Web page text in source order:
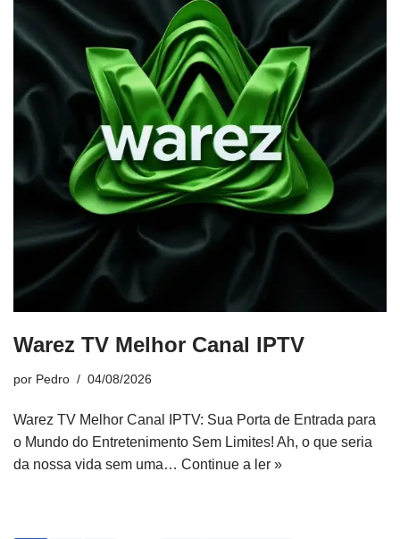
Warez TV Melhor Canal IPTV
por Pedro 04/08/2026
Warez TV Melhor Canal IPTV: Sua Porta de Entrada para
o Mundo do Entretenimento Sem Limites! Ah, o que seria
da nossa vida sem uma… Continue a ler »